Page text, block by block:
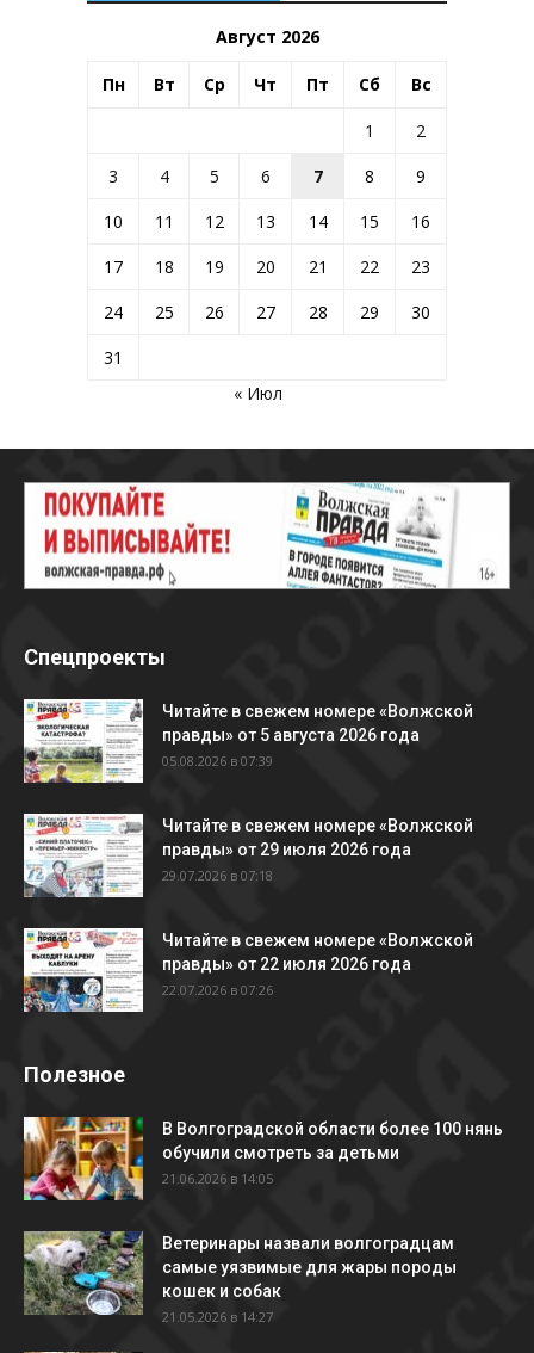
Август 2026
Пн Вт Ср Чт Пт Сб Вс
1
2
3
4 5 6 7 8
9
10
11 12 13 14 15
16
17
18 19 20 21 22
23
24
25 26 27 28 29
30
31
« Июл
Спецпроекты
Читайте в свежем номере «Волжской
правды» от 5 августа 2026 года
05.08.2026 в 07:39
Читайте в свежем номере «Волжской
правды» от 29 июля 2026 года
29.07.2026 в 07:18
Читайте в свежем номере «Волжской
правды» от 22 июля 2026 года
22.07.2026 в 07:26
Полезное
В Волгоградской области более 100 нянь
обучили смотреть за детьми
21.06.2026 в 14:05
Ветеринары назвали волгоградцам
самые уязвимые для жары породы
кошек и собак
21.05.2026 в 14:27